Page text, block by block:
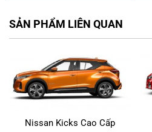
SẢN PHẨM LIÊN QUAN
Nissan Kicks Cao Cấp